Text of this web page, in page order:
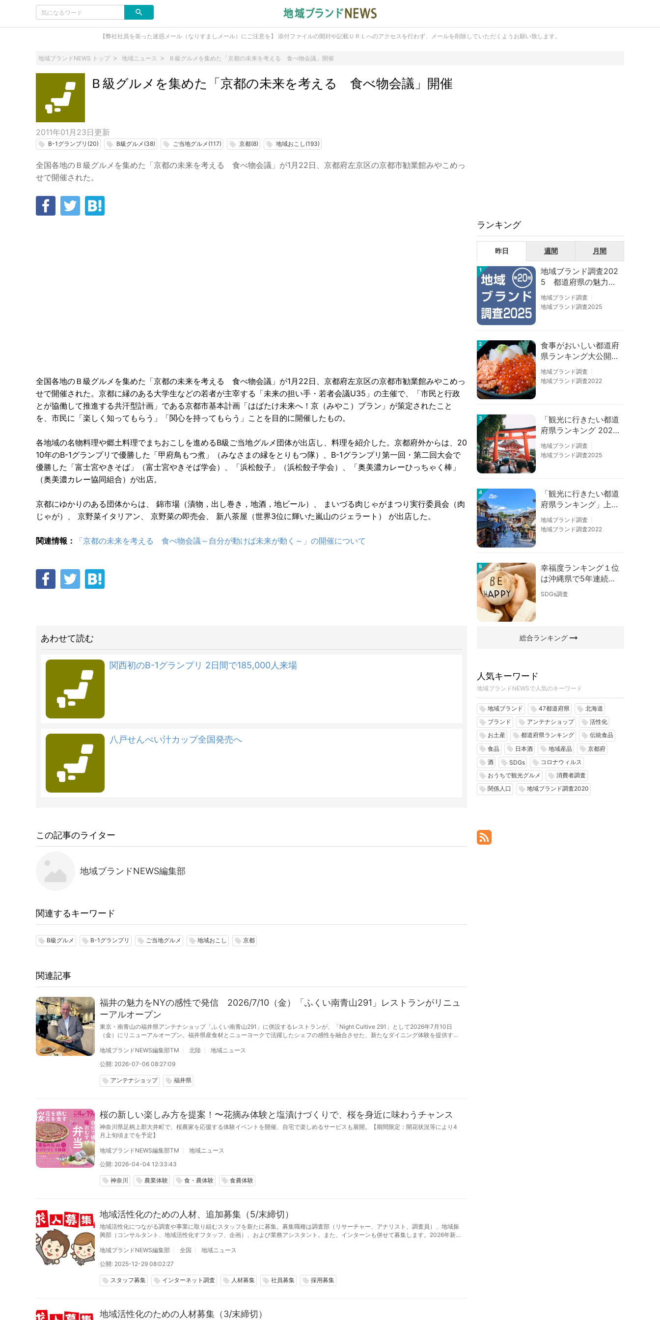
【弊社社員を装った迷惑メール（なりすましメール）にご注意を】 添付ファイルの開封や記載ＵＲＬへのアクセスを行わず、メールを削除していただくようお願い致します。
地域ブランドNEWS トップ 地域ニュース Ｂ級グルメを集めた「京都の未来を考える 食べ物会議」開催
Ｂ級グルメを集めた「京都の未来を考える 食べ物会議」開催
2011年01月23日 更新
local_offer B-1グランプリ(20) local_offer B級グルメ(38) local_offer ご当地グルメ(117) local_offer 京都(8) local_offer 地域おこし(193)
全国各地のＢ級グルメを集めた「京都の未来を考える 食べ物会議」が1月22日、京都府左京区の京都市勧業館みやこめっ
せで開催された。
全国各地のＢ級グルメを集めた「京都の未来を考える 食べ物会議」が1月22日、京都府左京区の京都市勧業館みやこめっ
せで開催された。京都に縁のある大学生などの若者が主宰する「未来の担い手・若者会議U35」の主催で、「市民と行政
とが協働して推進する共汗型計画」である京都市基本計画「はばたけ未来へ！京（みやこ）プラン」が策定されたこと
を、市民に「楽しく知ってもらう」「関心を持ってもらう」ことを目的に開催したもの。
各地域の名物料理や郷土料理でまちおこしを進めるB級ご当地グルメ団体が出店し、料理を紹介した。京都府外からは、20
10年のB-1グランプリで優勝した「甲府鳥もつ煮」（みなさまの縁をとりもつ隊）、B-1グランプリ第一回・第二回大会で
優勝した「富士宮やきそば」（富士宮やきそば学会）、「浜松餃子」（浜松餃子学会）、「奥美濃カレーひっちゃく棒」
（奥美濃カレー協同組合）が出店。
京都にゆかりのある団体からは、 錦市場（漬物，出し巻き，地酒，地ビール）、 まいづる肉じゃがまつり実行委員会（肉
じゃが）、 京野菜イタリアン、 京野菜の即売会、 新八茶屋（世界3位に輝いた嵐山のジェラート） が出店した。
関連情報： 「京都の未来を考える 食べ物会議～自分が動けば未来が動く～」の開催について
あわせて読む
関西初のB-1グランプリ 2日間で185,000人来場
八戸せんべい汁カップ全国発売へ
この記事のライター
地域ブランドNEWS編集部
関連するキーワード
local_offer B級グルメ local_offer B-1グランプリ local_offer ご当地グルメ local_offer 地域おこし local_offer 京都
関連記事
福井の魅力をNYの感性で発信 2026/7/10（金）「ふくい南青山291」レストランがリニュ
ーアルオープン
東京・南青山の福井県アンテナショップ「ふくい南青山291」に併設するレストランが、「Night Cultive 291」として2026年7月10日
（金）にリニューアルオープン。福井県産食材とニューヨークで活躍したシェフの感性を融合させた、新たなダイニング体験を提供す
地域ブランドNEWS編集部TM
北陸
地域ニュース
公開: 2026-07-06 08:27:09
local_offer アンテナショップ local_offer 福井県
桜の新しい楽しみ方を提案！〜花摘み体験と塩漬けづくりで、桜を身近に味わうチャンス
神奈川県足柄上郡大井町で、桜農家を応援する体験イベントを開催、自宅で楽しめるサービスも展開。【期間限定：開花状況等により4
月上旬頃までを予定】
地域ブランドNEWS編集部TM
地域ニュース
公開: 2026-04-04 12:33:43
local_offer 神奈川 local_offer 農業体験 local_offer 食・農体験 local_offer 食農体験
地域活性化のための人材、追加募集（5/末締切）
地域活性化につながる調査や事業に取り組むスタッフを新たに募集。募集職種は調査部（リサーチャー、アナリスト、調査員）、地域振
興部（コンサルタント、地域活性化すフタッフ、企画）、および業務アシスタント。また、インターンも併せて募集します。2026年新
地域ブランドNEWS編集部
全国
地域ニュース
公開: 2025-12-29 08:02:27
local_offer スタッフ募集 local_offer インターネット調査 local_offer 人材募集 local_offer 社員募集 local_offer 採用募集
地域活性化のための人材募集（3/末締切）
ランキング
昨日 週間 月間
1
地域ブランド調査202
5 都道府県の魅力度
等調査結果
地域ブランド調査
地域ブランド調査2025
2
食事がおいしい都道府
県ランキング大公開！
１位は北海道、３位は
大阪府、２位は〇〇
地域ブランド調査
地域ブランド調査2022
3
「観光に行きたい都道
府県ランキング 202
6」京都は低下、神奈
川上昇
地域ブランド調査
地域ブランド調査2025
4
「観光に行きたい都道
府県ランキング」上位
の順位に変動あり
地域ブランド調査
地域ブランド調査2022
5
幸福度ランキング１位
は沖縄県で5年連続！
佐賀、愛知が順位上昇
【幸福度調査2026】
SDGs調査
総合ランキングarrow_right_alt
人気キーワード
地域ブランドNEWSで人気のキーワード
local_offer 地域ブランド local_offer 47都道府県 local_offer 北海道
local_offer ブランド local_offer アンテナショップ local_offer 活性化
local_offer お土産 local_offer 都道府県ランキング local_offer 伝統食品
local_offer 食品 local_offer 日本酒 local_offer 地域産品 local_offer 京都府
local_offer 酒 local_offer SDGs local_offer コロナウィルス
local_offer おうちで観光グルメ local_offer 消費者調査
local_offer 関係人口 local_offer 地域ブランド調査2020